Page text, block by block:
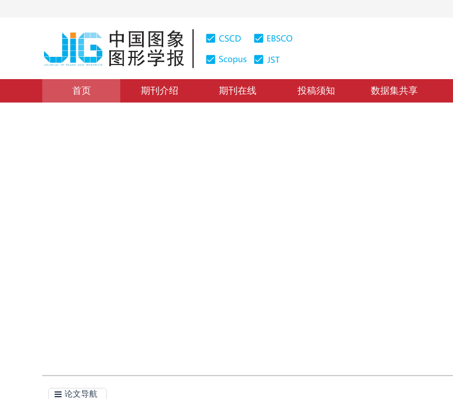
首页 期刊介绍 期刊在线 投稿须知 数据集共享
论文导航